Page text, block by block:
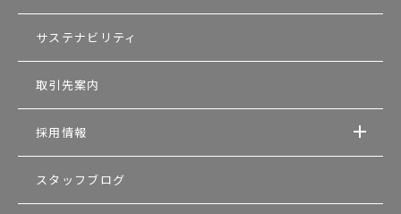
サステナビリティ
取引先案内
採用情報
スタッフブログ